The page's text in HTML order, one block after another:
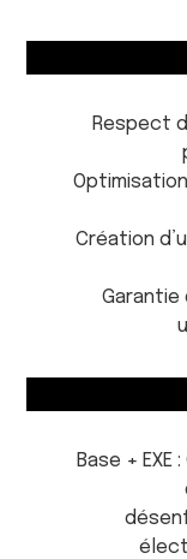
Respect
Création
Garantie
Base +